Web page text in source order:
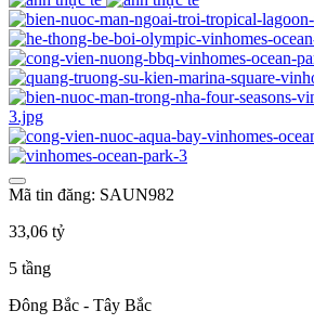
Mã tin đăng: SAUN982
33,06 tỷ
5 tầng
Đông Bắc - Tây Bắc